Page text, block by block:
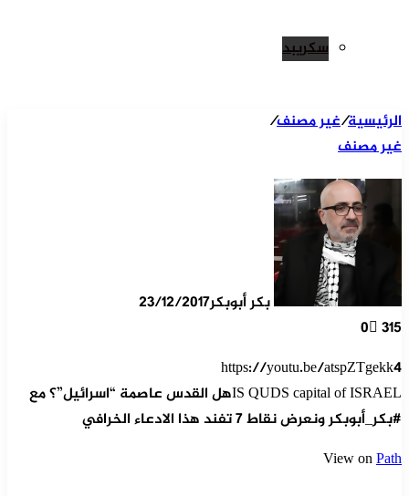
سكريبد
الرئيسية/غير مصنف/
غير مصنف
بكر أبوبكر23/12/2017
0 315
https://youtu.be/atspZTgekk4
IS QUDS capital of ISRAELهل القدس عاصمة “اسرائيل”؟ مع
#بكر_أبوبكر ونعرض نقاط 7 تفند هذا الادعاء الخرافي
View onPath